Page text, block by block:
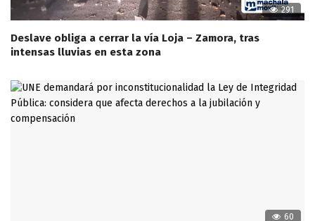
291
Deslave obliga a cerrar la vía Loja – Zamora, tras
intensas lluvias en esta zona
60